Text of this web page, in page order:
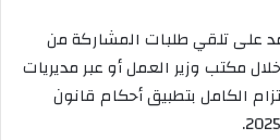
و
ن
على تلقي طلبات المشاركة من
مكتب وزير العمل أو عبر مديريات
الكامل بتطبيق أحكام قانون